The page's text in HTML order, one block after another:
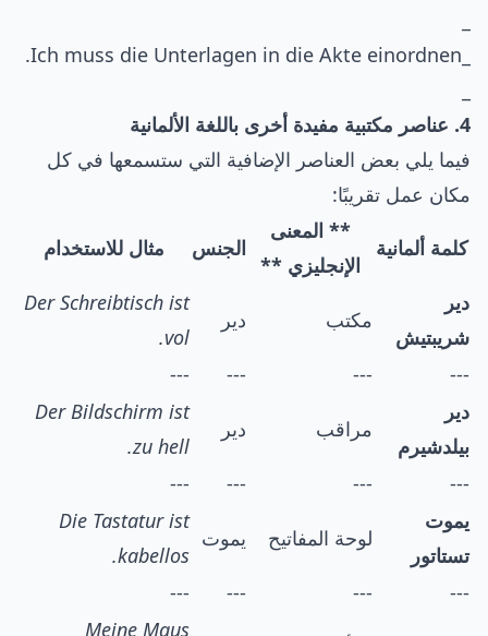
4. عناصر مكتبية مفيدة أخرى باللغة الألمانية
فيما يلي بعض العناصر الإضافية التي ستسمعها في كل
مكان عمل تقريبًا:
كلمة ألمانية
** المعنى
الإنجليزي **
الجنس مثال للاستخدام
دير
شريبتيش
مكتب دير
Der Schreibtisch ist
vol.
---
---
---
---
دير
بيلدشيرم
مراقب دير
Der Bildschirm ist
zu hell.
---
---
---
---
يموت
تستاتور
لوحة المفاتيح يموت
Die Tastatur ist
kabellos.
---
---
---
---
Meine Maus